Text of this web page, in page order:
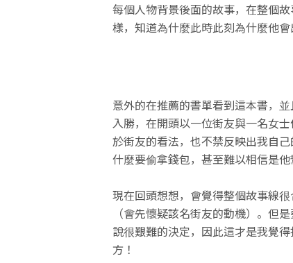
每個人物背景後面的故事，在整個
樣，知道為什麼此時此刻為什麼他會
意外的在推薦的書單看到這本書，
入勝，在開頭以一位街友與一名女
於街友的看法，也不禁反映出我自
什麼要偷拿錢包，甚至難以相信是他
現在回頭想想，會覺得整個故事線
（會先懷疑該名街友的動機）。但
說很艱難的決定，因此這才是我覺
方！